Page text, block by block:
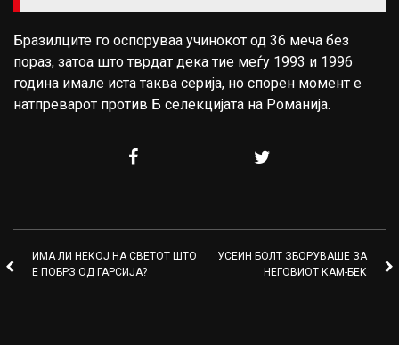
Бразилците го оспоруваа учинокот од 36 меча без
пораз, затоа што тврдат дека тие меѓу 1993 и 1996
година имале иста таква серија, но спорен момент е
натпреварот против Б селекцијата на Романија.
ИМА ЛИ НЕКОЈ НА СВЕТОТ ШТО
Е ПОБРЗ ОД ГАРСИЈА?
УСЕИН БОЛТ ЗБОРУВАШЕ ЗА
НЕГОВИОТ КАМ-БЕК